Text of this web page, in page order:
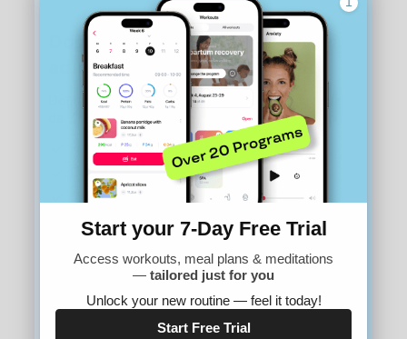
Doğum sonrası iyileşme için
adım adım çevrimiçi program
Doğuma çevrimiçi hazırlanın — kendi başınıza ya
da 7/24 uzman desteğiyle
Her trimester için yoga
Doğum sırasında nefes alma
Meditasyon ve gevşeme teknikleri
Doğuma hazırlık video dersleri
Uzmanlarla danışma
Faydalı makaleler ve kitaplar
Psikolojik destek